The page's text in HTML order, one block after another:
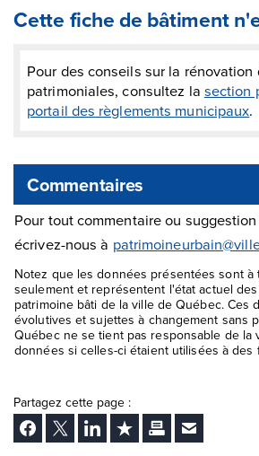
Cette fiche de bâtiment
Pour des conseils sur la rénovation
patrimoniales, consultez la section
portail des règlements municipaux.
Commentaires
Pour tout commentaire ou
écrivez-nous à
Notez que les données présentées sont à
seulement et représentent l'état actuel
patrimoine bâti de la ville de Québec. Ces
évolutives et sujettes à changement sans
Québec ne se tient pas responsable de la
données si celles-ci étaient utilisées à des
Partagez cette page :
Facebook
Twitter LinkedInAjouter aux favoris
ImprimerEnvoyer Ã un